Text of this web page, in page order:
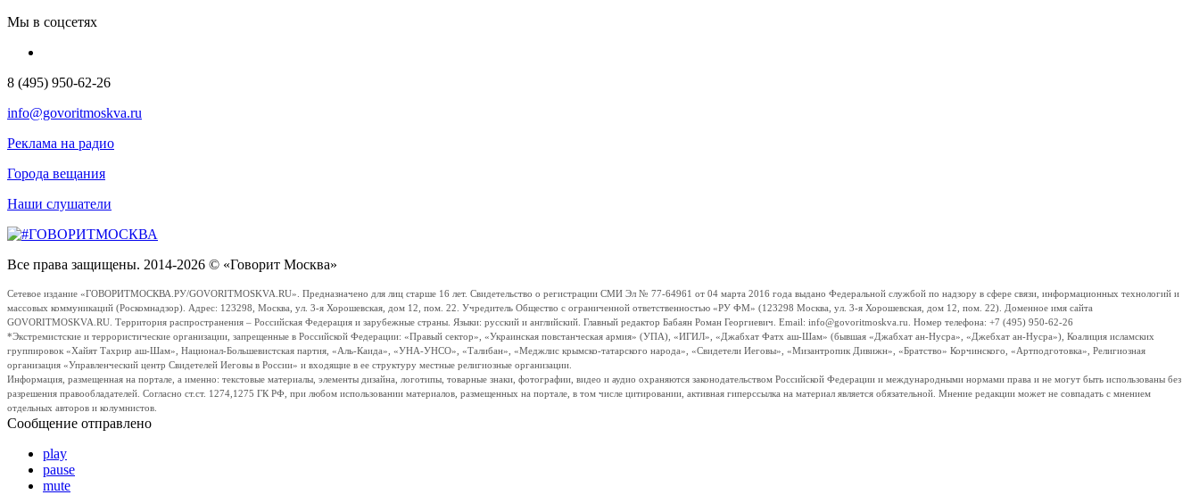
Мы в соцсетях
8 (495) 950-62-26
info@govoritmoskva.ru
Реклама на радио
Города вещания
Наши слушатели
Все права защищены. 2014-2026 © «Говорит Москва»
Сетевое издание «ГОВОРИТМОСКВА.РУ/GOVORITMOSKVA.RU». Предназначено для лиц старше 16 лет. Свидетельство о регистрации СМИ Эл № 77-64961 от 04 марта 2016 года выдано Федеральной службой по надзору в сфере связи, информационных технологий и
массовых коммуникаций (Роскомнадзор). Адрес: 123298, Москва, ул. 3-я Хорошевская, дом 12, пом. 22. Учредитель Общество с ограниченной ответственностью «РУ ФМ» (123298 Москва, ул. 3-я Хорошевская, дом 12, пом. 22). Доменное имя сайта
GOVORITMOSKVA.RU. Территория распространения – Российская Федерация и зарубежные страны. Языки: русский и английский. Главный редактор Бабаян Роман Георгиевич. Email: info@govoritmoskva.ru. Номер телефона: +7 (495) 950-62-26
*Экстремистские и террористические организации, запрещенные в Российской Федерации: «Правый сектор», «Украинская повстанческая армия» (УПА), «ИГИЛ», «Джабхат Фатх аш-Шам» (бывшая «Джабхат ан-Нусра», «Джебхат ан-Нусра»), Коалиция исламских
группировок «Хайят Тахрир аш-Шам», Национал-Большевистская партия, «Аль-Каида», «УНА-УНСО», «Талибан», «Меджлис крымско-татарского народа», «Свидетели Иеговы», «Мизантропик Дивижн», «Братство» Корчинского, «Артподготовка», Религиозная
организация «Управленческий центр Свидетелей Иеговы в России» и входящие в ее структуру местные религиозные организации.
Информация, размещенная на портале, а именно: текстовые материалы, элементы дизайна, логотипы, товарные знаки, фотографии, видео и аудио охраняются законодательством Российской Федерации и международными нормами права и не могут быть использованы без
разрешения правообладателей. Согласно ст.ст. 1274,1275 ГК РФ, при любом использовании материалов, размещенных на портале, в том числе цитировании, активная гиперссылка на материал является обязательной. Мнение редакции может не совпадать с мнением
отдельных авторов и колумнистов.
Сообщение отправлено
play
pause
mute